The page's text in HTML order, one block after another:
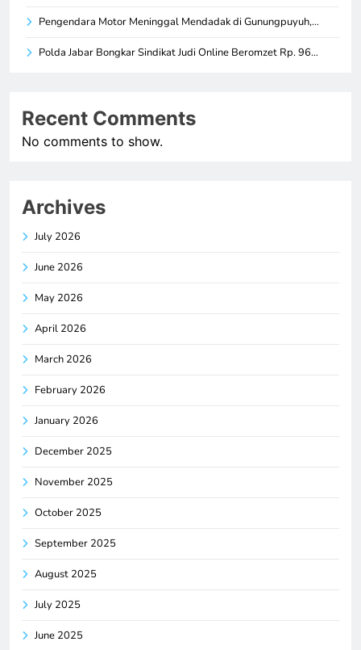
Pengendara Motor Meninggal Mendadak di Gunungpuyuh,…
Polda Jabar Bongkar Sindikat Judi Online Beromzet Rp. 96…
Recent Comments
No comments to show.
Archives
July 2026
June 2026
May 2026
April 2026
March 2026
February 2026
January 2026
December 2025
November 2025
October 2025
September 2025
August 2025
July 2025
June 2025